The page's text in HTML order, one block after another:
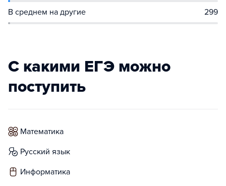
В среднем на другие 299
С какими ЕГЭ можно
поступить
математика
русский язык
информатика